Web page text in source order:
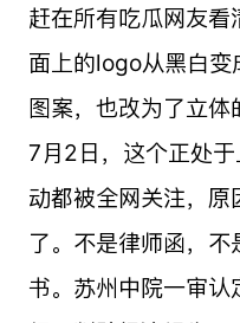
赶在所有吃瓜网友
面上的logo从黑白变
图案，也改为了立体
7月2日，这个正处
动都被全网关注，
了。不是律师函，
书。苏州中院一审认